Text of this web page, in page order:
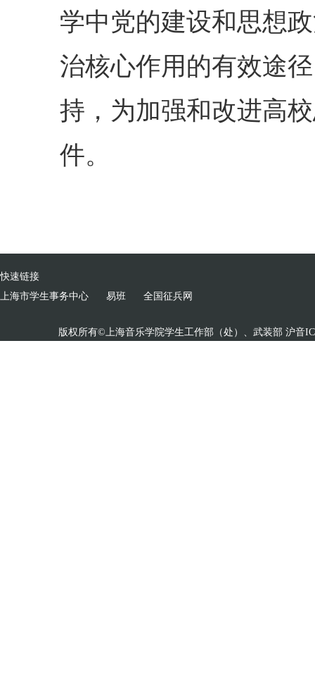
学中党的建设和思想
治核心作用的有效途
持，为加强和改进高
件。
快速链接
上海市学生事务中心
易班 全国征兵网
版权所有©上海音乐学院学生工作部（处）、武装部 沪音